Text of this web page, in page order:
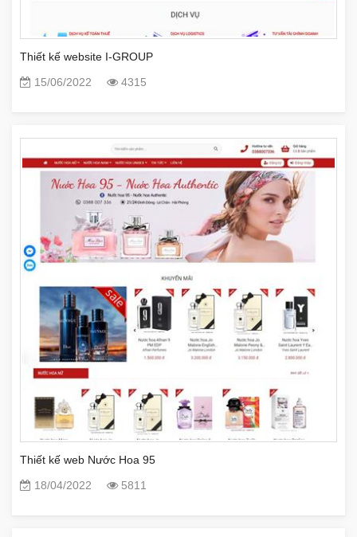
Thiết kế website I-GROUP
15/06/2022
4315
Thiết kế web Nước Hoa 95
18/04/2022
5811